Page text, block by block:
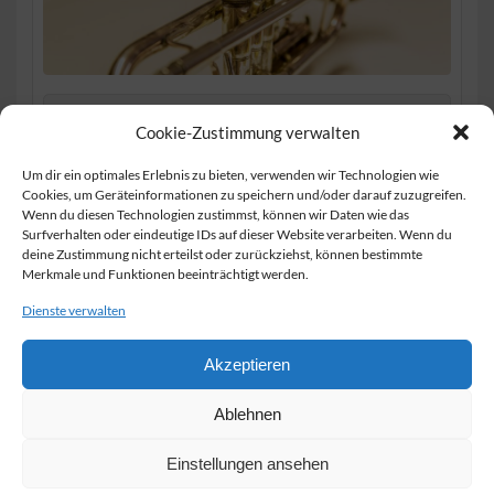
Cookie-Zustimmung verwalten
Um dir ein optimales Erlebnis zu bieten, verwenden wir Technologien wie
Cookies, um Geräteinformationen zu speichern und/oder darauf zuzugreifen.
Wenn du diesen Technologien zustimmst, können wir Daten wie das
Surfverhalten oder eindeutige IDs auf dieser Website verarbeiten. Wenn du
deine Zustimmung nicht erteilst oder zurückziehst, können bestimmte
Merkmale und Funktionen beeinträchtigt werden.
Dienste verwalten
Akzeptieren
Ablehnen
Einstellungen ansehen
Musikunterricht für jung und alt
Slide
Datenschutz